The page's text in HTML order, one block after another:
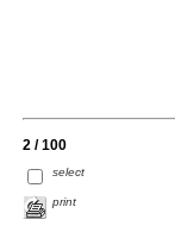
2 / 100
select
print